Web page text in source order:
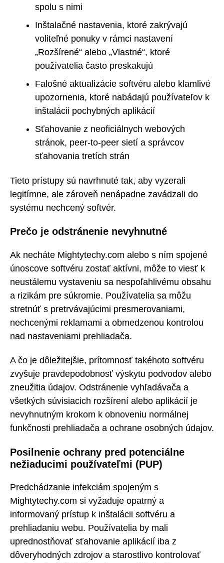
spolu s nimi
Inštalačné nastavenia, ktoré zakrývajú
voliteľné ponuky v rámci nastavení
„Rozšírené“ alebo „Vlastné“, ktoré
používatelia často preskakujú
Falošné aktualizácie softvéru alebo klamlivé
upozornenia, ktoré nabádajú používateľov k
inštalácii pochybných aplikácií
Sťahovanie z neoficiálnych webových
stránok, peer-to-peer sietí a správcov
sťahovania tretích strán
Tieto prístupy sú navrhnuté tak, aby vyzerali
legitímne, ale zároveň nenápadne zavádzali do
systému nechcený softvér.
Prečo je odstránenie nevyhnutné
Ak necháte Mightytechy.com alebo s ním spojené
únoscove softvéru zostať aktívni, môže to viesť k
neustálemu vystaveniu sa nespoľahlivému obsahu
a rizikám pre súkromie. Používatelia sa môžu
stretnúť s pretrvávajúcimi presmerovaniami,
nechcenými reklamami a obmedzenou kontrolou
nad nastaveniami prehliadača.
A čo je dôležitejšie, prítomnosť takéhoto softvéru
zvyšuje pravdepodobnosť výskytu podvodov alebo
zneužitia údajov. Odstránenie vyhľadávača a
všetkých súvisiacich rozšírení alebo aplikácií je
nevyhnutným krokom k obnoveniu normálnej
funkčnosti prehliadača a ochrane osobných údajov.
Posilnenie ochrany pred potenciálne
nežiaducimi používateľmi (PUP)
Predchádzanie infekciám spojeným s
Mightytechy.com si vyžaduje opatrný a
informovaný prístup k inštalácii softvéru a
prehliadaniu webu. Používatelia by mali
uprednostňovať sťahovanie aplikácií iba z
dôveryhodných zdrojov a starostlivo kontrolovať